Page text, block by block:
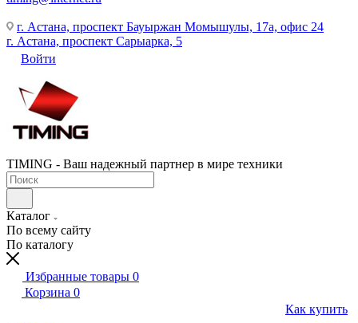
г. Астана, проспект Бауыржан Момышулы, 17а, офис 24
г. Астана, проспект Сарыарка, 5
Войти
TIMING - Ваш надежный партнер в мире техники
Каталог
По всему сайту
По каталогу
Избранные товары 0
Корзина 0
Как купить